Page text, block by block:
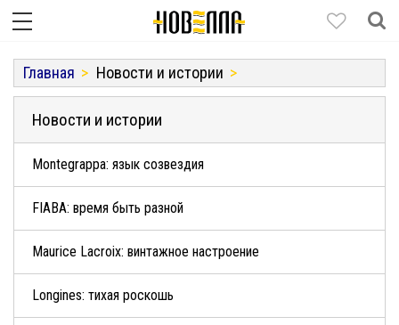
Главная Новости и истории
Новости и истории
Montegrappa: язык созвездия
FIABA: время быть разной
Maurice Lacroix: винтажное настроение
Longines: тихая роскошь